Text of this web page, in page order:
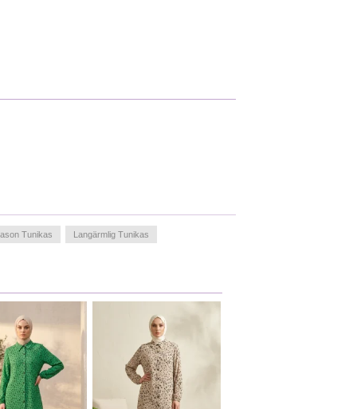
Tunikas Langärmlig Tunikas